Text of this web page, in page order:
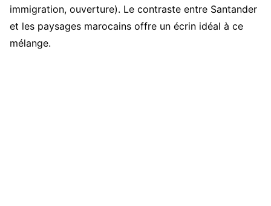
immigration, ouverture). Le contraste entre Santander
et les paysages marocains offre un écrin idéal à ce
mélange.